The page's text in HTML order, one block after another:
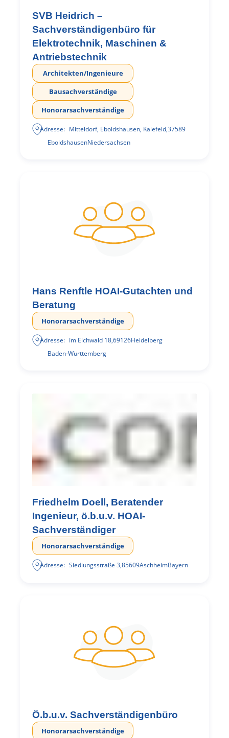
SVB Heidrich –
Sachverständigenbüro für
Elektrotechnik, Maschinen &
Antriebstechnik
Architekten/Ingenieure
Bausachverständige
Honorarsachverständige
Adresse: Mitteldorf, Eboldshausen, Kalefeld,37589
EboldshausenNiedersachsen
Hans Renftle HOAI-Gutachten und
Beratung
Honorarsachverständige
Adresse: Im Eichwald 18,69126Heidelberg
Baden-Württemberg
Friedhelm Doell, Beratender
Ingenieur, ö.b.u.v. HOAI-
Sachverständiger
Honorarsachverständige
Adresse: Siedlungsstraße 3,85609AschheimBayern
Ö.b.u.v. Sachverständigenbüro
Honorarsachverständige